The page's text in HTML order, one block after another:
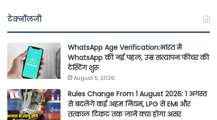
टेक्नॉलजी
WhatsApp Age Verification:भारत में
WhatsApp की नई पहल, उम्र सत्यापन फीचर की
टेस्टिंग शुरू
August 5, 2026
Rules Change From 1 August 2026: 1 अगस्त
से बदलेंगे कई अहम नियम, LPG से EMI और
तत्काल टिकट तक जानें क्या होगा असर